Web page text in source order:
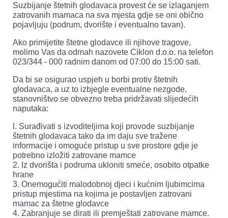
Suzbijanje štetnih glodavaca provest će se izlaganjem
zatrovanih mamaca na sva mjesta gdje se oni obično
pojavljuju (podrum, dvorište i eventualno tavan).
Ako primijetite štetne glodavce ili njihove tragove,
molimo Vas da odmah nazovete Ciklon d.o.o. na telefon
023/344 - 000 radnim danom od 07:00 do 15:00 sati.
Da bi se osigurao uspjeh u borbi protiv štetnih
glodavaca, a uz to izbjegle eventualne nezgode,
stanovništvo se obvezno treba pridržavati slijedećih
naputaka:
l. Surađivati s izvoditeljima koji provode suzbijanje
štetnih glodavaca tako da im daju sve tražene
informacije i omoguće pristup u sve prostore gdje je
potrebno izložiti zatrovane mamce
2. Iz dvorišta i podruma ukloniti smeće, osobito otpatke
hrane
3. Onemogućiti malodobnoj djeci i kućnim ljubimcima
pristup mjestima na kojima je postavljen zatrovani
mamac za štetne glodavce
4. Zabranjuje se dirati ili premještati zatrovane mamce.